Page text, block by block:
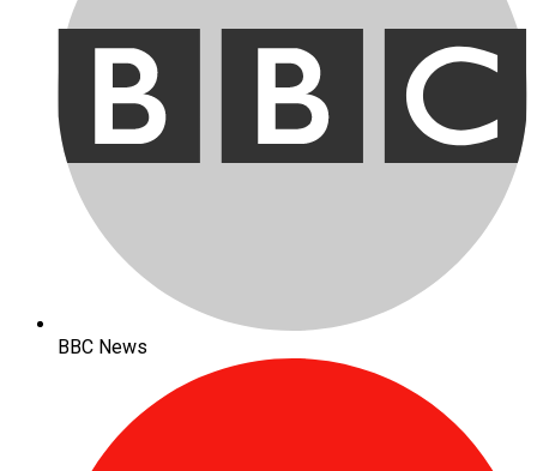
BBC News